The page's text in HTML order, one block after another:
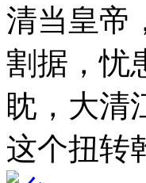
清当皇帝
割据，忧
眈，大清
这个扭转